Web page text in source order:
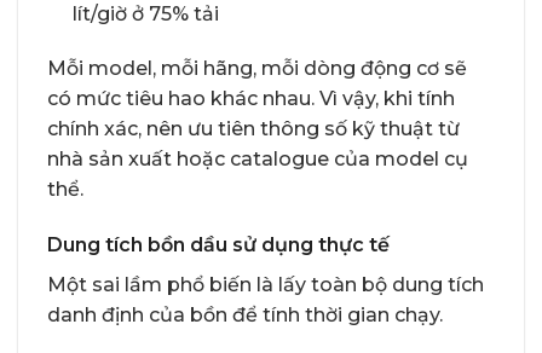
lít/giờ ở 75% tải
Mỗi model, mỗi hãng, mỗi dòng động cơ sẽ
có mức tiêu hao khác nhau. Vì vậy, khi tính
chính xác, nên ưu tiên thông số kỹ thuật từ
nhà sản xuất hoặc catalogue của model cụ
thể.
Dung tích bồn dầu sử dụng thực tế
Một sai lầm phổ biến là lấy toàn bộ dung tích
danh định của bồn để tính thời gian chạy.